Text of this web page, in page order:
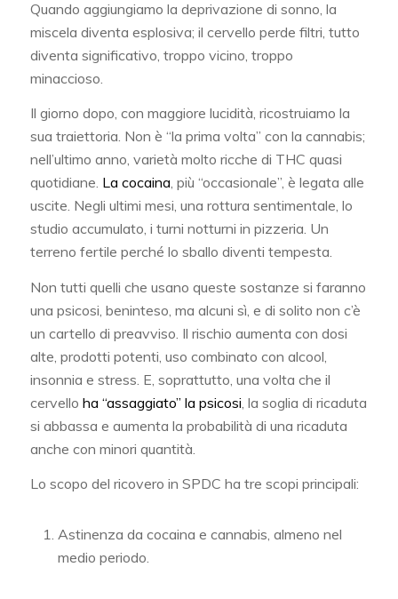
Quando aggiungiamo la deprivazione di sonno, la
miscela diventa esplosiva; il cervello perde filtri, tutto
diventa significativo, troppo vicino, troppo
minaccioso.
Il giorno dopo, con maggiore lucidità, ricostruiamo la
sua traiettoria. Non è “la prima volta” con la cannabis;
nell’ultimo anno, varietà molto ricche di THC quasi
quotidiane. La cocaina, più “occasionale”, è legata alle
uscite. Negli ultimi mesi, una rottura sentimentale, lo
studio accumulato, i turni notturni in pizzeria. Un
terreno fertile perché lo sballo diventi tempesta.
Non tutti quelli che usano queste sostanze si faranno
una psicosi, beninteso, ma alcuni sì, e di solito non c’è
un cartello di preavviso. Il rischio aumenta con dosi
alte, prodotti potenti, uso combinato con alcool,
insonnia e stress. E, soprattutto, una volta che il
cervello ha “assaggiato” la psicosi , la soglia di ricaduta
si abbassa e aumenta la probabilità di una ricaduta
anche con minori quantità.
Lo scopo del ricovero in SPDC ha tre scopi principali:
Astinenza da cocaina e cannabis, almeno nel
medio periodo.